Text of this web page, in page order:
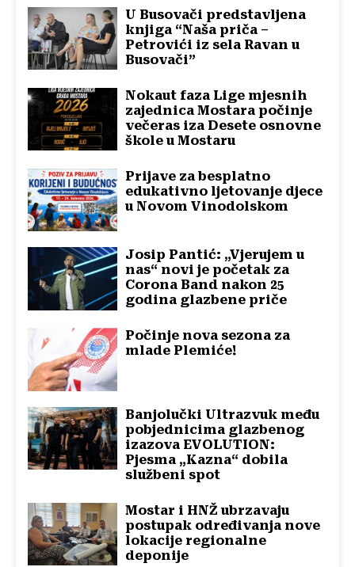
U Busovači predstavljena
knjiga “Naša priča –
Petrovići iz sela Ravan u
Busovači”
Nokaut faza Lige mjesnih
zajednica Mostara počinje
večeras iza Desete osnovne
škole u Mostaru
Prijave za besplatno
edukativno ljetovanje djece
u Novom Vinodolskom
Josip Pantić: „Vjerujem u
nas“ novi je početak za
Corona Band nakon 25
godina glazbene priče
Počinje nova sezona za
mlade Plemiće!
Banjolučki Ultrazvuk među
pobjednicima glazbenog
izazova EVOLUTION:
Pjesma „Kazna“ dobila
službeni spot
Mostar i HNŽ ubrzavaju
postupak određivanja nove
lokacije regionalne
deponije